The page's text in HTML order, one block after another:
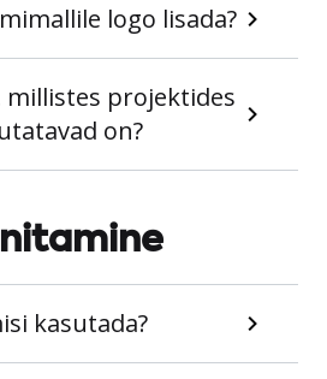
logo lisada?
millistes projektides
on?
kasutada?